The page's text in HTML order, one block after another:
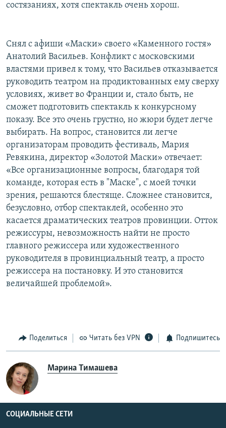
состязаниях, хотя спектакль очень хорош.
Снял с афиши «Маски» своего «Каменного гостя»
Анатолий Васильев. Конфликт с московскими
властями привел к тому, что Васильев отказывается
руководить театром на продиктованных ему сверху
условиях, живет во Франции и, стало быть, не
сможет подготовить спектакль к конкурсному
показу. Все это очень грустно, но жюри будет легче
выбирать. На вопрос, становится ли легче
организаторам проводить фестиваль, Мария
Ревякина, директор «Золотой Маски» отвечает:
«Все организационные вопросы, благодаря той
команде, которая есть в "Маске", с моей точки
зрения, решаются блестяще. Сложнее становится,
безусловно, отбор спектаклей, особенно это
касается драматических театров провинции. Отток
режиссуры, невозможность найти не просто
главного режиссера или художественного
руководителя в провинциальный театр, а просто
режиссера на постановку. И это становится
величайшей проблемой».
Поделиться Читать без VPN Подпишитесь
Марина Тимашева
СОЦИАЛЬНЫЕ СЕТИ